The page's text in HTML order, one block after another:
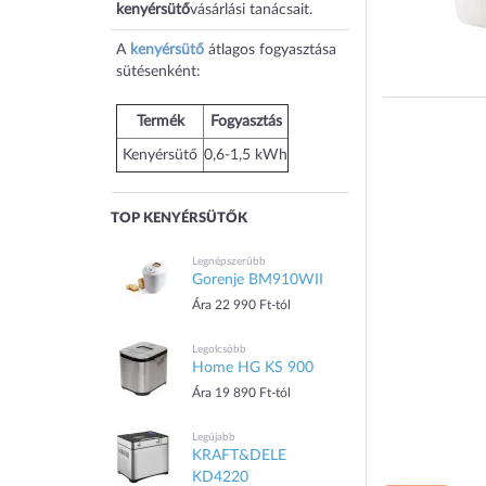
kenyérsütővásárlási tanácsait.
A kenyérsütő átlagos fogyasztása
sütésenként:
Termék Fogyasztás
Kenyérsütő 0,6-1,5 kWh
TOP KENYÉRSÜTŐK
Legnépszerűbb
Gorenje BM910WII
Ára 22 990 Ft-tól
Legolcsóbb
Home HG KS 900
Ára 19 890 Ft-tól
Legújabb
KRAFT&DELE
KD4220